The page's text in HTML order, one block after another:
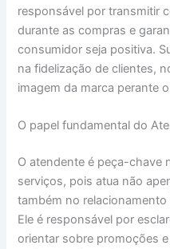
responsável por transmitir
durante as compras e
consumidor seja positiva.
na fidelização de clientes,
imagem da marca perante
O papel fundamental do
O atendente é peça-chave
serviços, pois atua não
também no
Ele é responsável por
orientar sobre promoções